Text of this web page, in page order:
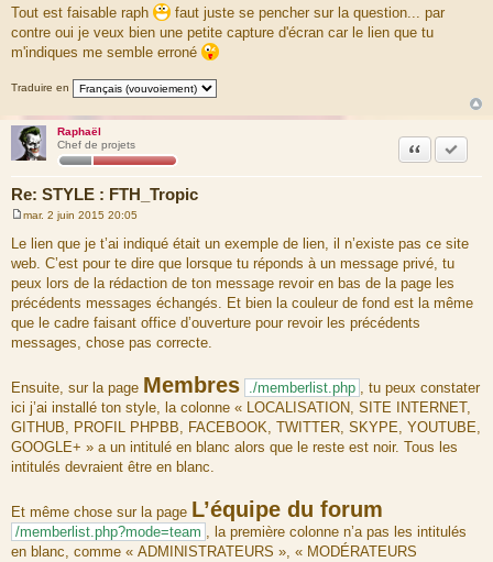
s
s
a
g
Tout est faisable raph
faut juste se pencher sur la question... par
contre oui je veux bien une petite capture d'écran car le lien que tu
m'indiques me semble erroné
Traduire en
Raphaël
Chef de projets
Re: STYLE : FTH_Tropic
Citation
e
s
s
a
g
e
mar. 2 juin 2015 20:05
Le lien que je t’ai indiqué était un exemple de lien, il n’existe pas ce site
web. C’est pour te dire que lorsque tu réponds à un message privé, tu
peux lors de la rédaction de ton message revoir en bas de la page les
précédents messages échangés. Et bien la couleur de fond est la même
que le cadre faisant office d’ouverture pour revoir les précédents
messages, chose pas correcte.
Ensuite, sur la page Membres ./memberlist.php , tu peux constater
ici j’ai installé ton style, la colonne « LOCALISATION, SITE INTERNET,
GITHUB, PROFIL PHPBB, FACEBOOK, TWITTER, SKYPE, YOUTUBE,
GOOGLE+ » a un intitulé en blanc alors que le reste est noir. Tous les
intitulés devraient être en blanc.
Et même chose sur la page L’équipe du forum
/memberlist.php?mode=team , la première colonne n’a pas les intitulés
en blanc, comme « ADMINISTRATEURS », « MODÉRATEURS